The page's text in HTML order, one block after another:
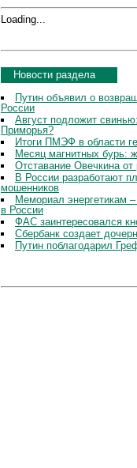
Loading...
Новости раздела
Путин объявил о
России
Август подложит
Приморья?
Итоги ПМЭФ в области
Месяц магнитных бурь:
Отставание Овечкина
В России разработают
мошенников
Мемориал энергетикам
в России
ФАС заинтересовался
Сбербанк создает
Путин поблагодарил